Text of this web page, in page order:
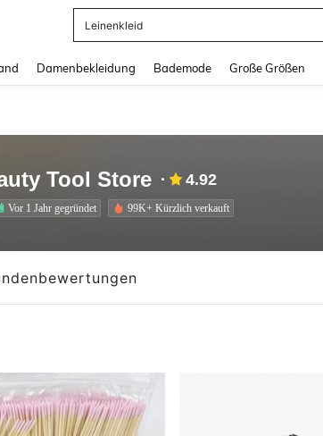
Sommertops
Damenbekleidung Bademode Große Größen
Tool Store 4.92
Vor 1 Jahr gegründet 99K+ Kürzlich verkauft